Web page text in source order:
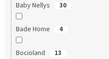
Baby Nellys 30
Bade Home 4
Bocioland 13